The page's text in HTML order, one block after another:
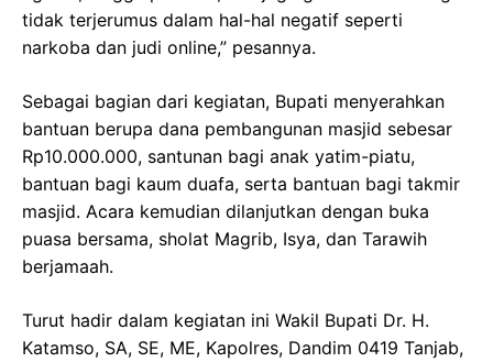
tidak terjerumus dalam hal-hal negatif seperti
narkoba dan judi online,” pesannya.
Sebagai bagian dari kegiatan, Bupati menyerahkan
bantuan berupa dana pembangunan masjid sebesar
Rp10.000.000, santunan bagi anak yatim-piatu,
bantuan bagi kaum duafa, serta bantuan bagi takmir
masjid. Acara kemudian dilanjutkan dengan buka
puasa bersama, sholat Magrib, Isya, dan Tarawih
berjamaah.
Turut hadir dalam kegiatan ini Wakil Bupati Dr. H.
Katamso, SA, SE, ME, Kapolres, Dandim 0419 Tanjab,